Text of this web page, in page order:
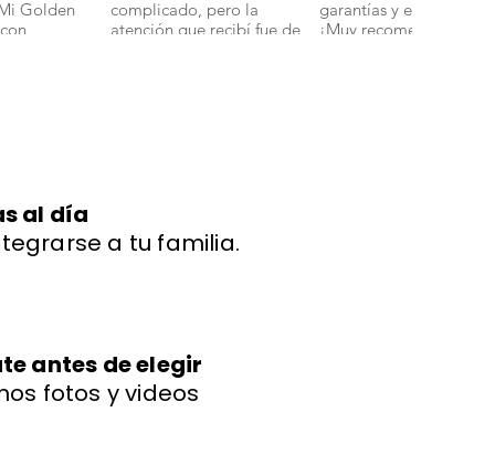
Golden
complicado, pero la
atención que recibí fue de
garantías y en perfecto
¡Muy recomendados!".
al día
a tu familia.
antes de elegir
fotos y videos